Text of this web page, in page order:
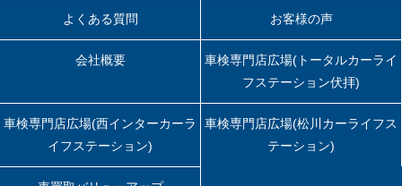
よくある質問 お客様の声
会社概要
車検専門店広場(トータルカーライ
フステーション伏拝)
車検専門店広場(西インターカーラ
イフステーション)
車検専門店広場(松川カーライフス
テーション)